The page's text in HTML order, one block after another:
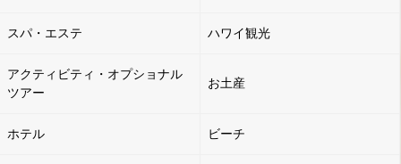
スパ・エステ ハワイ観光
アクティビティ・オプショナル
ツアー
お土産
ホテル ビーチ